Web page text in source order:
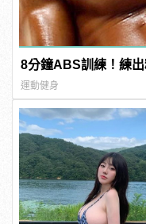
8分鐘ABS訓練！練
運動健身